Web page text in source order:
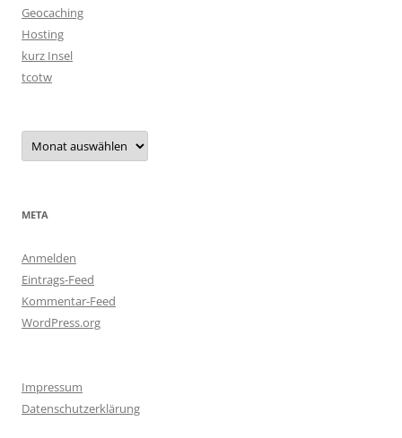
Geocaching
Hosting
kurz Insel
tcotw
Archiv
META
Anmelden
Eintrags-Feed
Kommentar-Feed
WordPress.org
Impressum
Datenschutzerklärung